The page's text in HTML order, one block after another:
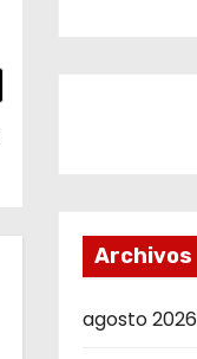
Archivos
agosto 2026